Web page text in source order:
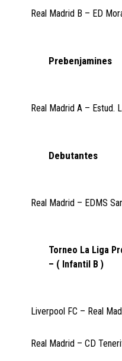
Real Madrid B – ED
Prebenjamines
Real Madrid A – Estud.
Debutantes
Real Madrid – EDMS
Torneo La Liga
– ( Infantil B )
Liverpool FC – Real
Real Madrid – CD